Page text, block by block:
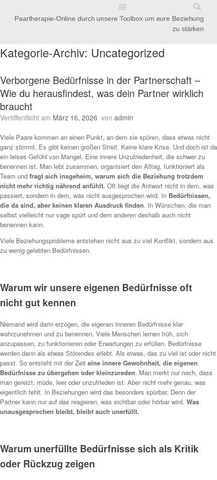
Paartherapie-Online durch unsere Toolbox um eure Beziehung
zu stärken
Kategorie-Archiv: Uncategorized
Verborgene Bedürfnisse in der Partnerschaft –
Wie du herausfindest, was dein Partner wirklich
braucht
Veröffentlicht am März 16, 2026 von admin
Viele Paare kommen an einen Punkt, an dem sie spüren, dass etwas nicht
ganz stimmt. Es gibt keinen großen Streit. Keine klare Krise. Und doch ist da
ein leises Gefühl von Mangel. Eine innere Unzufriedenheit, die schwer zu
benennen ist. Man lebt zusammen, organisiert den Alltag, funktioniert als
Team und fragt sich insgeheim, warum sich die Beziehung trotzdem
nicht mehr richtig nährend anfühlt. Oft liegt die Antwort nicht in dem, was
passiert, sondern in dem, was nicht ausgesprochen wird. In Bedürfnissen,
die da sind, aber keinen klaren Ausdruck finden. In Wünschen, die man
selbst vielleicht nur vage spürt und dem anderen deshalb auch nicht
benennen kann.
Viele Beziehungsprobleme entstehen nicht aus zu viel Konflikt, sondern aus
zu wenig gelebten Bedürfnissen.
Warum wir unsere eigenen Bedürfnisse oft
nicht gut kennen
Niemand wird darin erzogen, die eigenen inneren Bedürfnisse klar
wahrzunehmen und zu benennen. Viele Menschen lernen früh, sich
anzupassen, zu funktionieren oder Erwartungen zu erfüllen. Bedürfnisse
werden dann als etwas Störendes erlebt. Als etwas, das zu viel ist oder nicht
passt. So entsteht mit der Zeit eine innere Gewohnheit, die eigenen
Bedürfnisse zu übergehen oder kleinzureden. Man merkt nur noch, dass
man gereizt, müde, leer oder unzufrieden ist. Aber nicht mehr genau, was
eigentlich fehlt. In Beziehungen wird das besonders spürbar. Denn der
Partner kann nur auf das reagieren, was sichtbar oder hörbar wird. Was
unausgesprochen bleibt, bleibt auch unerfüllt.
Warum unerfüllte Bedürfnisse sich als Kritik
oder Rückzug zeigen